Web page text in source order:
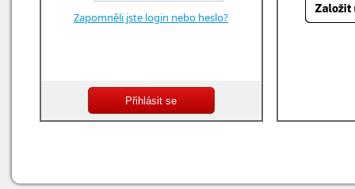
Zapomněli jste login nebo heslo?